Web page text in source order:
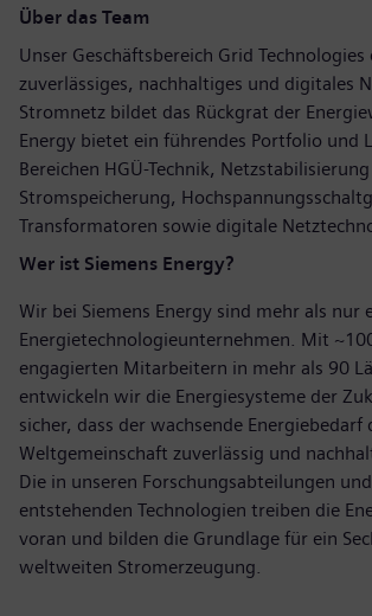
Über das Team
Unser Geschäftsbereich Grid
zuverlässiges, nachhaltiges und digitales
Stromnetz bildet das Rückgrat der
Energy bietet ein führendes Portfolio und
Bereichen HGÜ-Technik,
Stromspeicherung,
Transformatoren sowie digitale
Wer ist Siemens Energy?
Wir bei Siemens Energy sind mehr als nur
Energietechnologieunternehmen. Mit
engagierten Mitarbeitern in mehr als 90
entwickeln wir die Energiesysteme der
sicher, dass der wachsende Energiebedarf
Weltgemeinschaft zuverlässig und
Die in unseren Forschungsabteilungen
entstehenden Technologien treiben die
voran und bilden die Grundlage für ein
weltweiten Stromerzeugung.